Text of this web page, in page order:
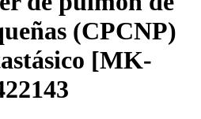
(CPCNP)
[MK-